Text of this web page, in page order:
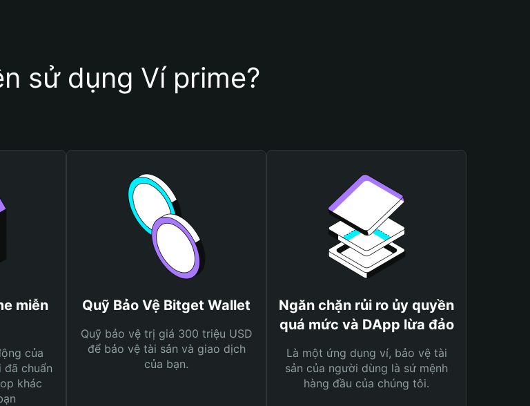
sử dụng Ví prime?
miễn
của
đã chuẩn
khác
Quỹ Bảo Vệ Bitget Wallet
Quỹ bảo vệ trị giá 300 triệu USD
để bảo vệ tài sản và giao dịch
của bạn.
Ngăn chặn rủi ro ủy quyền
quá mức và DApp lừa đảo
Là một ứng dụng ví, bảo vệ tài
sản của người dùng là sứ mệnh
hàng đầu của chúng tôi.